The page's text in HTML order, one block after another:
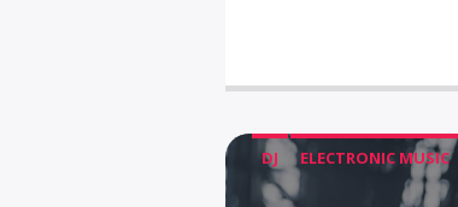
DJ ELECTRONIC MUSIC